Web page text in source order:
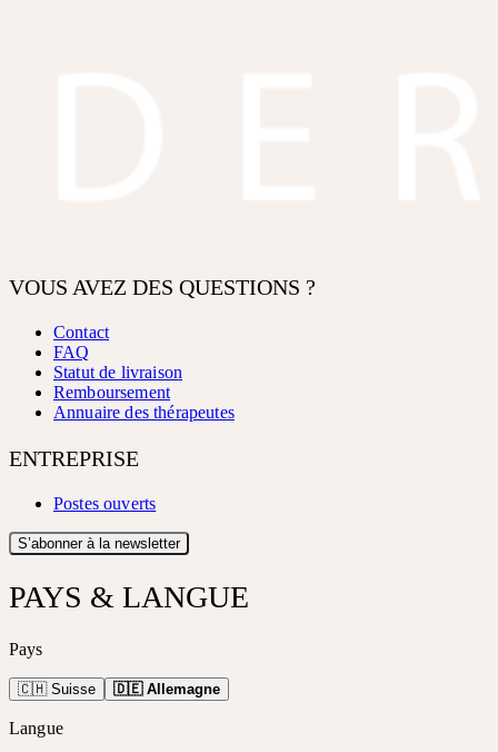
VOUS AVEZ DES QUESTIONS ?
Contact
FAQ
Statut de livraison
Remboursement
Annuaire des thérapeutes
ENTREPRISE
Postes ouverts
S’abonner à la newsletter
PAYS & LANGUE
Pays
🇨🇭 Suisse 🇩🇪 Allemagne
Langue